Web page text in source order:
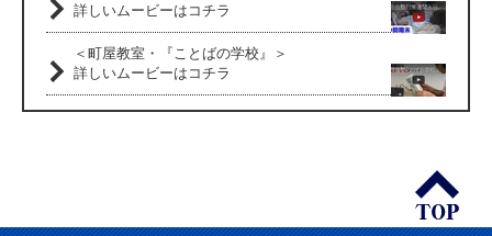
詳しいムービーはコチラ
＜町屋教室・『ことばの学校』＞
詳しいムービーはコチラ